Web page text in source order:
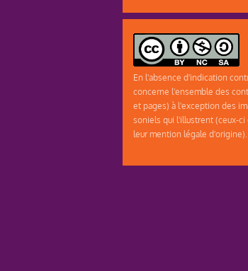
En l'absence d'indication
concerne l'ensemble des
et pages) à l'exception des
soniels qui l'illustrent (ceux-ci
leur mention légale d'origine).